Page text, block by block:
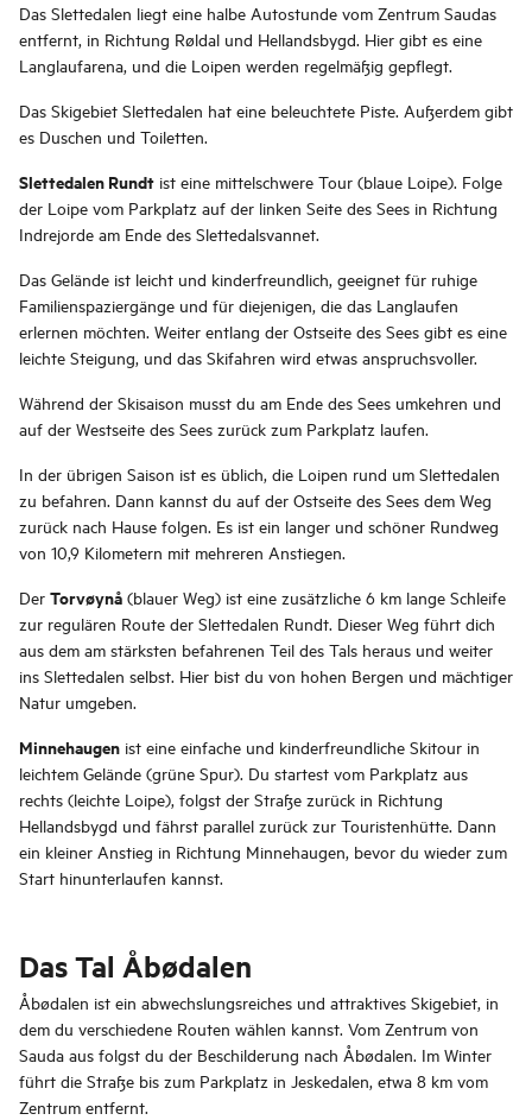
Das Slettedalen liegt eine halbe Autostunde vom Zentrum Saudas
entfernt, in Richtung Røldal und Hellandsbygd. Hier gibt es eine
Langlaufarena, und die Loipen werden regelmäßig gepflegt.
Das Skigebiet Slettedalen hat eine beleuchtete Piste. Außerdem gibt
es Duschen und Toiletten.
Slettedalen Rundt ist eine mittelschwere Tour (blaue Loipe). Folge
der Loipe vom Parkplatz auf der linken Seite des Sees in Richtung
Indrejorde am Ende des Slettedalsvannet.
Das Gelände ist leicht und kinderfreundlich, geeignet für ruhige
Familienspaziergänge und für diejenigen, die das Langlaufen
erlernen möchten. Weiter entlang der Ostseite des Sees gibt es eine
leichte Steigung, und das Skifahren wird etwas anspruchsvoller.
Während der Skisaison musst du am Ende des Sees umkehren und
auf der Westseite des Sees zurück zum Parkplatz laufen.
In der übrigen Saison ist es üblich, die Loipen rund um Slettedalen
zu befahren. Dann kannst du auf der Ostseite des Sees dem Weg
zurück nach Hause folgen. Es ist ein langer und schöner Rundweg
von 10,9 Kilometern mit mehreren Anstiegen.
Der Torvøynå (blauer Weg) ist eine zusätzliche 6 km lange Schleife
zur regulären Route der Slettedalen Rundt. Dieser Weg führt dich
aus dem am stärksten befahrenen Teil des Tals heraus und weiter
ins Slettedalen selbst. Hier bist du von hohen Bergen und mächtiger
Natur umgeben.
Minnehaugen ist eine einfache und kinderfreundliche Skitour in
leichtem Gelände (grüne Spur). Du startest vom Parkplatz aus
rechts (leichte Loipe), folgst der Straße zurück in Richtung
Hellandsbygd und fährst parallel zurück zur Touristenhütte. Dann
ein kleiner Anstieg in Richtung Minnehaugen, bevor du wieder zum
Start hinunterlaufen kannst.
Das Tal Åbødalen
Åbødalen ist ein abwechslungsreiches und attraktives Skigebiet, in
dem du verschiedene Routen wählen kannst. Vom Zentrum von
Sauda aus folgst du der Beschilderung nach Åbødalen. Im Winter
führt die Straße bis zum Parkplatz in Jeskedalen, etwa 8 km vom
Zentrum entfernt.